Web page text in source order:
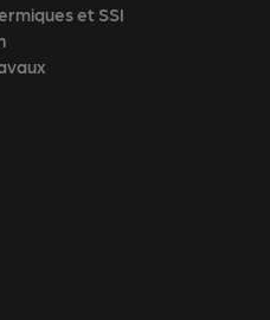
et SSI